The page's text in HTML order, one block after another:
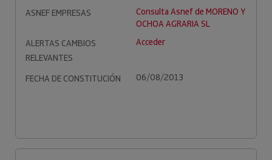
ASNEF EMPRESAS
Consulta Asnef de MORENO Y
OCHOA AGRARIA SL
ALERTAS CAMBIOS
RELEVANTES
Acceder
FECHA DE CONSTITUCIÓN 06/08/2013